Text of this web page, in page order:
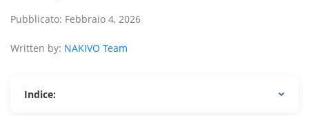
Pubblicato: Febbraio 4, 2026
Written by: NAKIVO Team
Indice: